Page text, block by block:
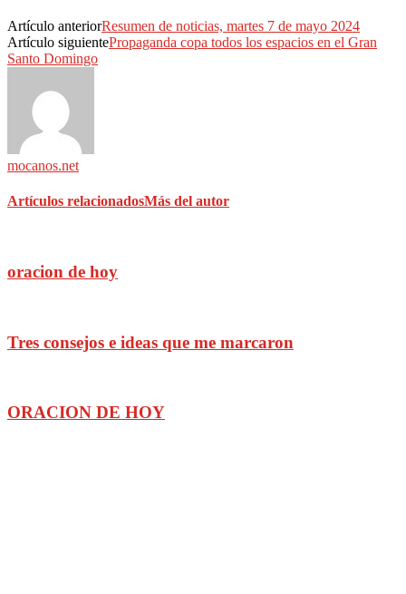
Artículo anteriorResumen de noticias, martes 7 de mayo 2024
Artículo siguientePropaganda copa todos los espacios en el Gran
Santo Domingo
mocanos.net
Artículos relacionadosMás del autor
oracion de hoy
Tres consejos e ideas que me marcaron
ORACION DE HOY